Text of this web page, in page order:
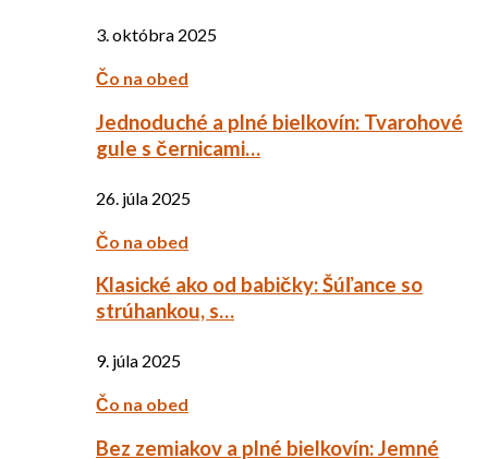
3. októbra 2025
Čo na obed
Jednoduché a plné bielkovín: Tvarohové
gule s černicami…
26. júla 2025
Čo na obed
Klasické ako od babičky: Šúľance so
strúhankou, s…
9. júla 2025
Čo na obed
Bez zemiakov a plné bielkovín: Jemné